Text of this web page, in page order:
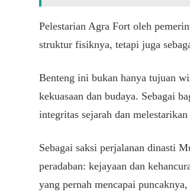
Pelestarian Agra Fort oleh
struktur fisiknya, tetapi juga
Benteng ini bukan hanya tujuan
kekuasaan dan budaya. Sebagai
integritas sejarah dan
Sebagai saksi perjalanan dinasti
peradaban: kejayaan dan
yang pernah mencapai